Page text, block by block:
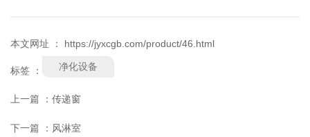
本文网址 ： https://jyxcgb.com/product/46.html
标签 ： 净化设备
上一篇 ： 传递窗
下一篇 ： 风淋室